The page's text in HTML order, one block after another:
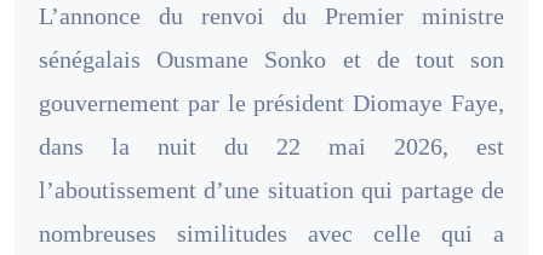
L’annonce du renvoi du Premier ministre
sénégalais Ousmane Sonko et de tout son
gouvernement par le président Diomaye Faye,
dans la nuit du 22 mai 2026, est
l’aboutissement d’une situation qui partage de
nombreuses similitudes avec celle qui a